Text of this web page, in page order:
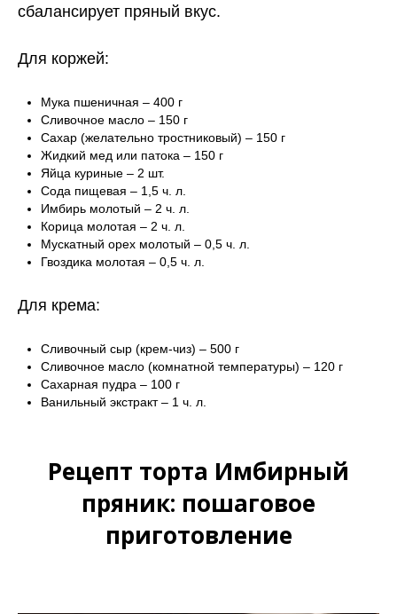
сбалансирует пряный вкус.
Для коржей:
Мука пшеничная – 400 г
Сливочное масло – 150 г
Сахар (желательно тростниковый) – 150 г
Жидкий мед или патока – 150 г
Яйца куриные – 2 шт.
Сода пищевая – 1,5 ч. л.
Имбирь молотый – 2 ч. л.
Корица молотая – 2 ч. л.
Мускатный орех молотый – 0,5 ч. л.
Гвоздика молотая – 0,5 ч. л.
Для крема:
Сливочный сыр (крем-чиз) – 500 г
Сливочное масло (комнатной температуры) – 120 г
Сахарная пудра – 100 г
Ванильный экстракт – 1 ч. л.
Рецепт торта Имбирный
пряник: пошаговое
приготовление